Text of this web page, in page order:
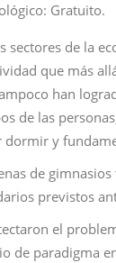
Gratuito.
sectores de la
que más
han
de las
dormir y
de
previstos
el
de paradigma